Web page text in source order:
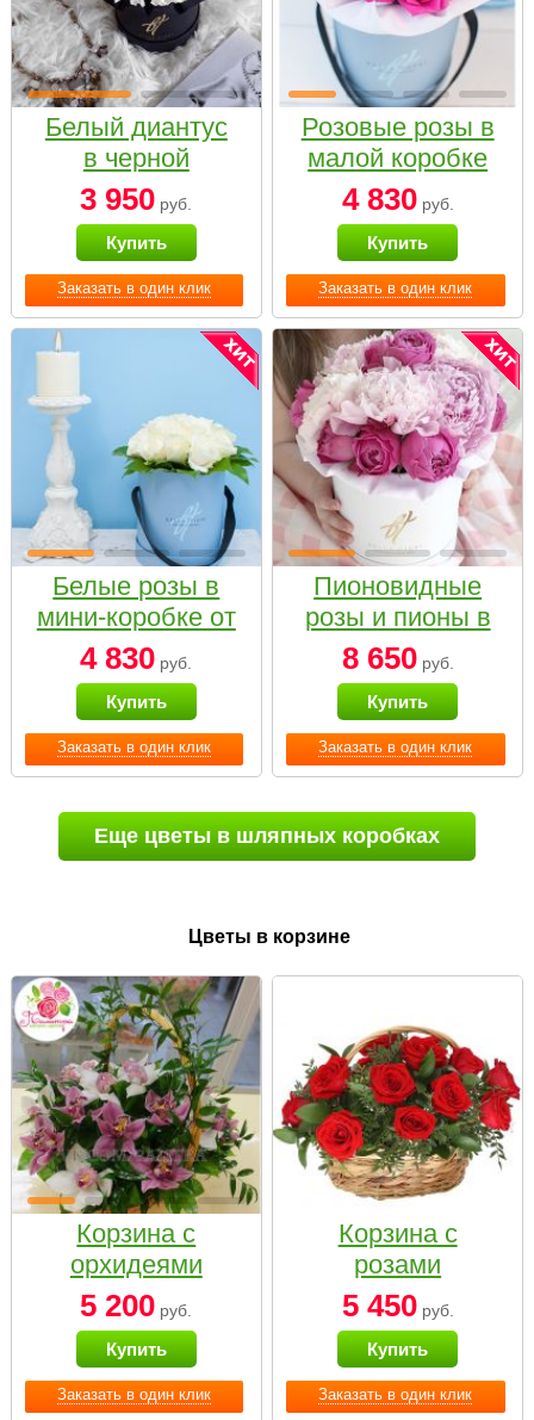
Заказать в один клик
Белый диантус
в черной
коробке Small
3 950 руб.
Купить
Заказать в один клик
Розовые розы в
малой коробке
4 830руб.
Купить
Заказать в один клик
Белые розы в
мини-коробке от
Bella Fiori
4 830 руб.
Купить
Заказать в один клик
Пионовидные
розы и пионы в
белой коробке
Small
8 650руб.
Купить
Еще цветы в шляпных коробках
Цветы в корзине
Заказать в один клик
Корзина с
орхидеями
малая
5 200 руб.
Купить
Заказать в один клик
Корзина с
розами
«Красный
Париж»
5 450руб.
Купить